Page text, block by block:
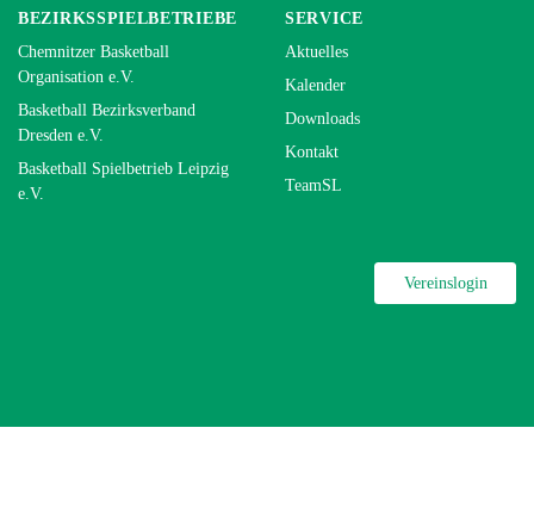
BEZIRKSSPIELBETRIEBE
Chemnitzer Basketball
Organisation e.V.
Basketball Bezirksverband
Dresden e.V.
Basketball Spielbetrieb Leipzig
e.V.
SERVICE
Aktuelles
Kalender
Downloads
Kontakt
TeamSL
Vereinslogin